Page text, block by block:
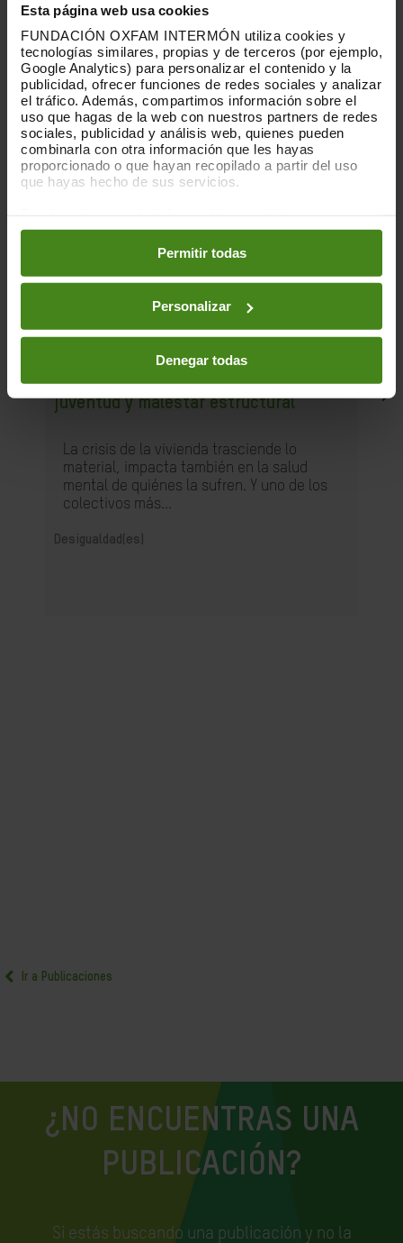
Esta página web usa cookies
FUNDACIÓN OXFAM INTERMÓN utiliza cookies y
tecnologías similares, propias y de terceros (por ejemplo,
Google Analytics) para personalizar el contenido y la
publicidad, ofrecer funciones de redes sociales y analizar
el tráfico. Además, compartimos información sobre el
uso que hagas de la web con nuestros partners de redes
sociales, publicidad y análisis web, quienes pueden
combinarla con otra información que les hayas
proporcionado o que hayan recopilado a partir del uso
que hayas hecho de sus servicios.
preferencias accediendo a nuestraPolítica de Cookieso
en los botones facilitados a continuación:
Permitir todas
Personalizar
Denegar todas
Habitar la incertidumbre: vivienda,
juventud y malestar estructural
La crisis de la vivienda trasciende lo
material, impacta también en la salud
mental de quiénes la sufren. Y uno de los
colectivos más...
Desigualdad(es)
Ir a Publicaciones
¿NO ENCUENTRAS UNA
PUBLICACIÓN?
Si estás buscando una publicación y no la